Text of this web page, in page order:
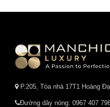
P.205, Tòa nhà 17T1 Hoàng
Đường dây nóng: 0967 407